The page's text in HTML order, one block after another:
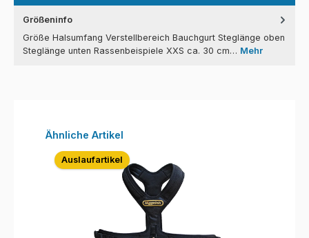
Größeninfo
Größe Halsumfang Verstellbereich Bauchgurt Steglänge oben
Steglänge unten Rassenbeispiele XXS ca. 30 cm… Mehr
Produktgalerie überspringen
Ähnliche Artikel
Auslaufartikel